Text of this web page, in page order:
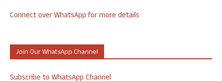
Connect over WhatsApp for more details
Join Our WhatsApp Channel
Subscribe to WhatsApp Channel